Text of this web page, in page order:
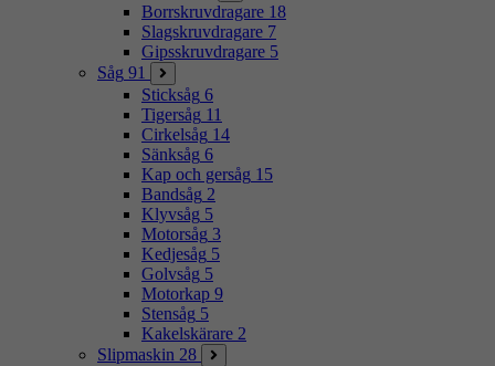
Borrskruvdragare 18
Slagskruvdragare 7
Gipsskruvdragare 5
Såg 91
Sticksåg 6
Tigersåg 11
Cirkelsåg 14
Sänksåg 6
Kap och gersåg 15
Bandsåg 2
Klyvsåg 5
Motorsåg 3
Kedjesåg 5
Golvsåg 5
Motorkap 9
Stensåg 5
Kakelskärare 2
Slipmaskin 28